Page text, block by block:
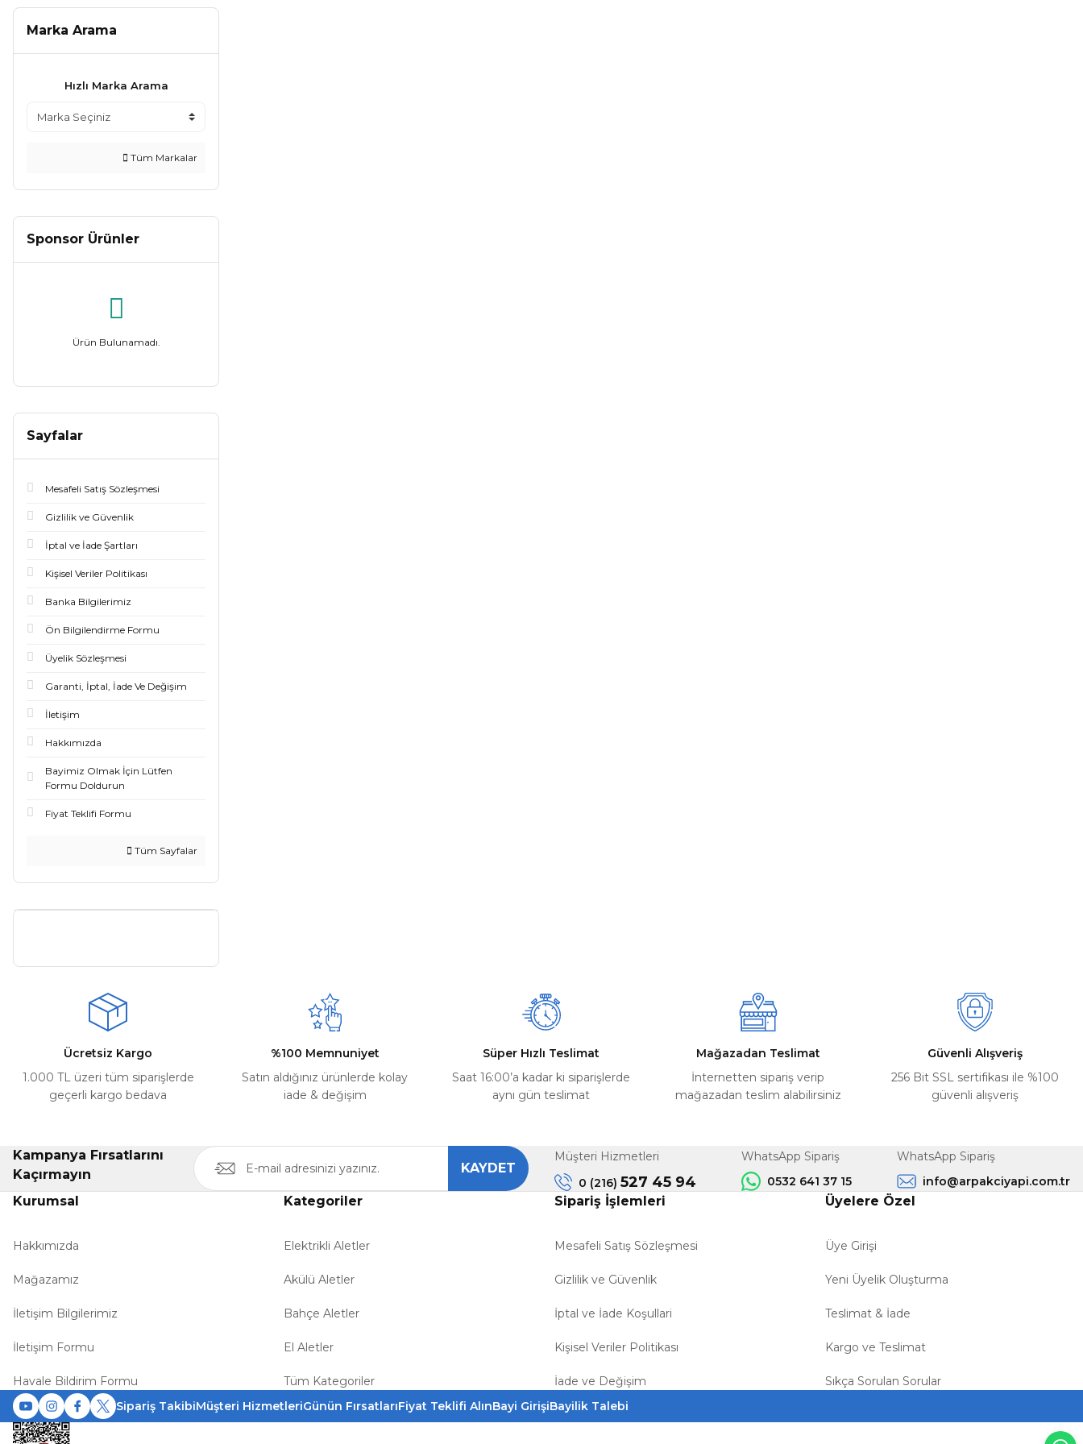
Marka Arama
Hızlı Marka Arama
Tüm Markalar
Sponsor Ürünler
Ürün Bulunamadı.
Sayfalar
Mesafeli Satış Sözleşmesi
Gizlilik ve Güvenlik
İptal ve İade Şartları
Kişisel Veriler Politikası
Banka Bilgilerimiz
Ön Bilgilendirme Formu
Üyelik Sözleşmesi
Garanti, İptal, İade Ve Değişim
İletişim
Hakkımızda
Bayimiz Olmak İçin Lütfen
Formu Doldurun
Fiyat Teklifi Formu
Tüm Sayfalar
Ücretsiz Kargo
1.000 TL üzeri tüm siparişlerde
geçerli kargo bedava
%100 Memnuniyet
Satın aldığınız ürünlerde kolay
iade & değişim
Süper Hızlı Teslimat
Saat 16:00’a kadar ki siparişlerde
aynı gün teslimat
Mağazadan Teslimat
İnternetten sipariş verip
mağazadan teslim alabilirsiniz
Güvenli Alışveriş
256 Bit SSL sertifikası ile %100
güvenli alışveriş
Kampanya Fırsatlarını
Kaçırmayın
KAYDET
Müşteri Hizmetleri
0 (216) 527 45 94
WhatsApp Sipariş
0532 641 37 15
WhatsApp Sipariş
info@arpakciyapi.com.tr
Kurumsal
Hakkımızda
Mağazamız
İletişim Bilgilerimiz
İletişim Formu
Havale Bildirim Formu
Kategoriler
Elektrikli Aletler
Akülü Aletler
Bahçe Aletler
El Aletler
Tüm Kategoriler
Sipariş İşlemleri
Mesafeli Satış Sözleşmesi
Gizlilik ve Güvenlik
İptal ve İade Koşullari
Kişisel Veriler Politikası
İade ve Değişim
Üyelere Özel
Üye Girişi
Yeni Üyelik Oluşturma
Teslimat & İade
Kargo ve Teslimat
Sıkça Sorulan Sorular
Sipariş TakibiMüşteri HizmetleriGünün FırsatlarıFiyat Teklifi AlınBayi GirişiBayilik Talebi